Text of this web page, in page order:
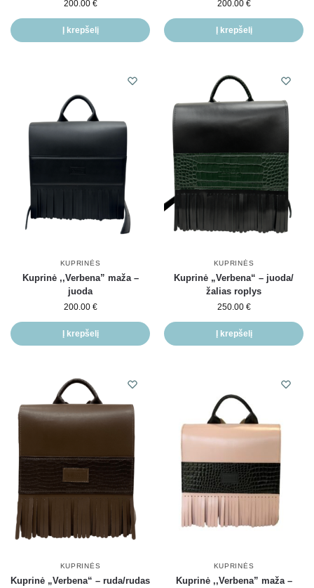
200.00 €
Į krepšelį
200.00 €
Į krepšelį
KUPRINĖS
Kuprinė ,,Verbena” maža –
juoda
200.00 €
Į krepšelį
KUPRINĖS
Kuprinė „Verbena“ – juoda/
žalias roplys
250.00 €
Į krepšelį
KUPRINĖS
Kuprinė „Verbena“ – ruda/rudas
KUPRINĖS
Kuprinė ,,Verbena” maža –